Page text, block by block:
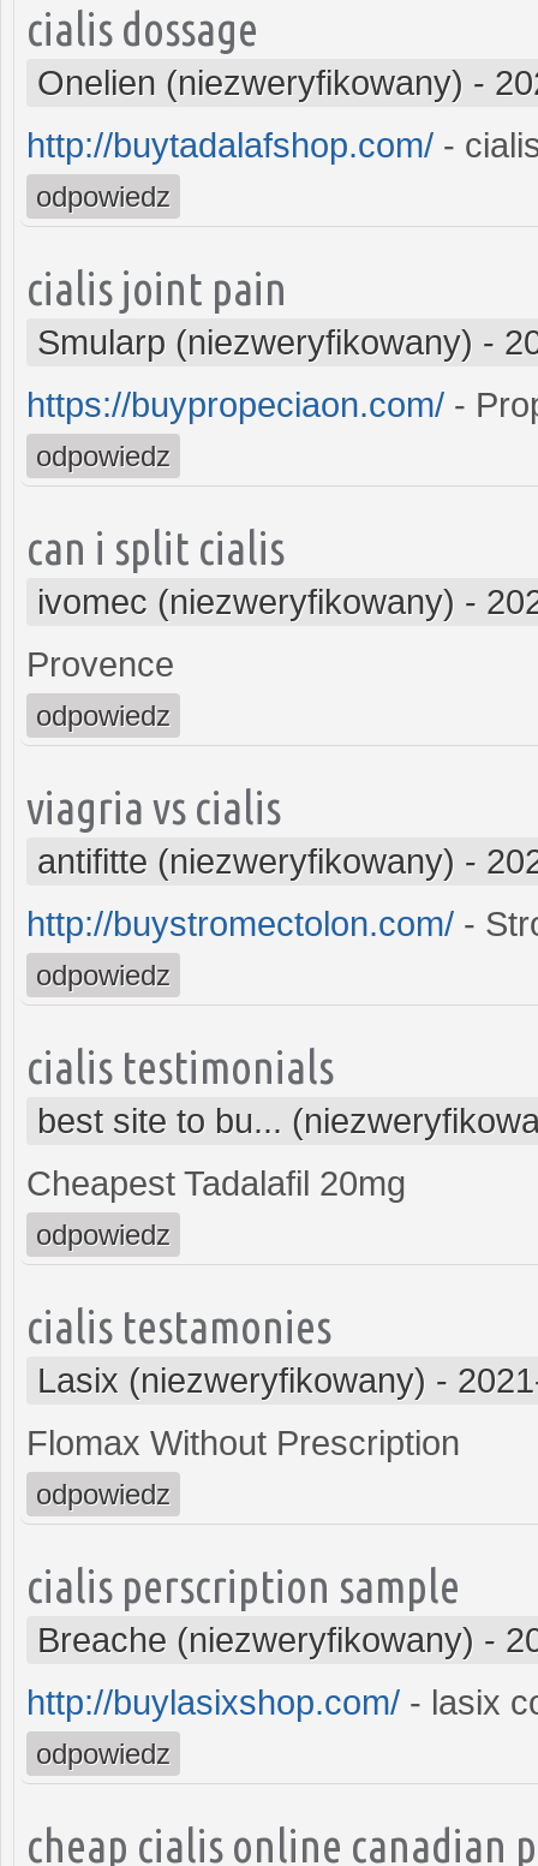
cialis dossage
Onelien (niezweryfikowany) -
http://buytadalafshop.com/ -
odpowiedz
cialis joint pain
Smularp (niezweryfikowany) -
https://buypropeciaon.com/ -
odpowiedz
can i split cialis
ivomec (niezweryfikowany) -
Provence
odpowiedz
viagria vs cialis
antifitte (niezweryfikowany) -
http://buystromectolon.com/ -
odpowiedz
cialis testimonials
best site to bu...
Cheapest Tadalafil 20mg
odpowiedz
cialis testamonies
Lasix (niezweryfikowany) -
Flomax Without Prescription
odpowiedz
cialis perscription sample
Breache (niezweryfikowany) -
http://buylasixshop.com/ - lasix
odpowiedz
cheap cialis online canadian